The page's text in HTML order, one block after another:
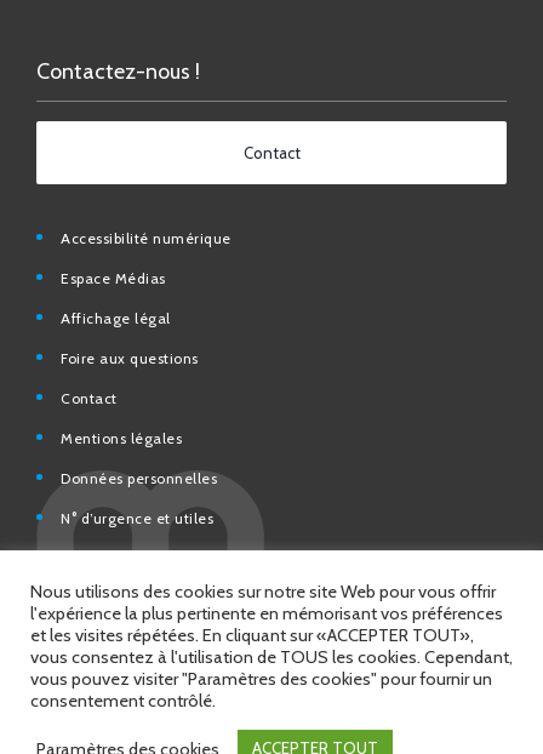
Contact
Accessibilité numérique
Charte de modération et de bonne conduite des Réseaux
sociaux de la Ville de Saint-Chamond
© 2026 Copyright Ville de Saint-Chamond
Nous utilisons des cookies sur notre site Web pour vous offrir
l'expérience la plus pertinente en mémorisant vos préférences
et les visites répétées. En cliquant sur «ACCEPTER TOUT»,
vous consentez à l'utilisation de TOUS les cookies. Cependant,
vous pouvez visiter "Paramètres des cookies" pour fournir un
consentement contrôlé.
Paramètres des cookies ACCEPTER TOUT